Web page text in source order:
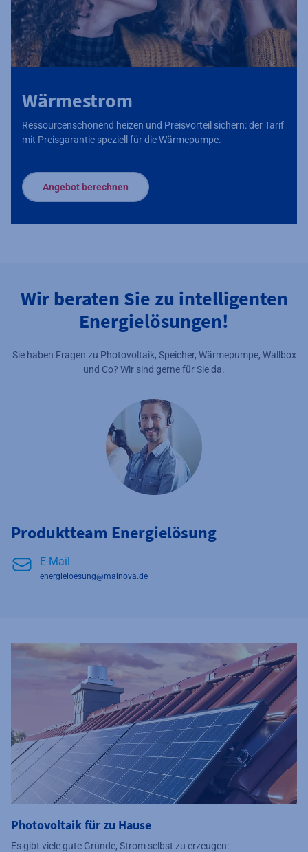
Wärmestrom
Ressourcenschonend heizen und Preisvorteil sichern: der Tarif
mit Preisgarantie speziell für die Wärmepumpe.
Angebot berechnen
Wir beraten Sie zu intelligenten
Energielösungen!
Sie haben Fragen zu Photovoltaik, Speicher, Wärmepumpe, Wallbox
und Co? Wir sind gerne für Sie da.
Produktteam Energielösung
E-Mail
energieloesung@mainova.de
Photovoltaik für zu Hause
Es gibt viele gute Gründe, Strom selbst zu erzeugen: